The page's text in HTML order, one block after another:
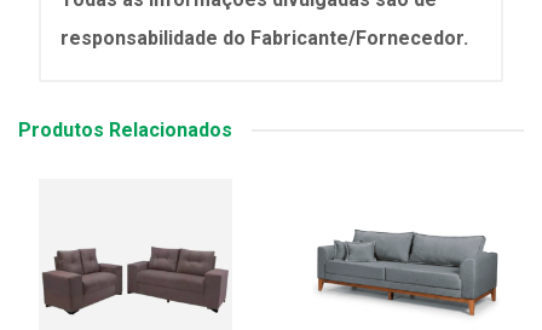
responsabilidade do Fabricante/Fornecedor.
Produtos Relacionados